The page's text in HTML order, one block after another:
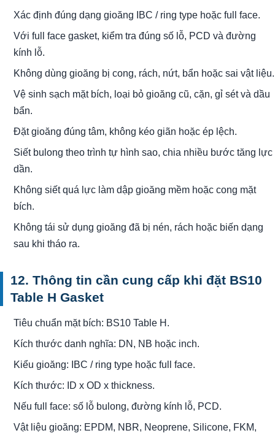
Xác định đúng dạng gioăng IBC / ring type hoặc full face.
Với full face gasket, kiểm tra đúng số lỗ, PCD và đường
kính lỗ.
Không dùng gioăng bị cong, rách, nứt, bẩn hoặc sai vật liệu.
Vệ sinh sạch mặt bích, loại bỏ gioăng cũ, cặn, gỉ sét và dầu
bẩn.
Đặt gioăng đúng tâm, không kéo giãn hoặc ép lệch.
Siết bulong theo trình tự hình sao, chia nhiều bước tăng lực
dần.
Không siết quá lực làm dập gioăng mềm hoặc cong mặt
bích.
Không tái sử dụng gioăng đã bị nén, rách hoặc biến dạng
sau khi tháo ra.
12. Thông tin cần cung cấp khi đặt BS10
Table H Gasket
Tiêu chuẩn mặt bích: BS10 Table H.
Kích thước danh nghĩa: DN, NB hoặc inch.
Kiểu gioăng: IBC / ring type hoặc full face.
Kích thước: ID x OD x thickness.
Nếu full face: số lỗ bulong, đường kính lỗ, PCD.
Vật liệu gioăng: EPDM, NBR, Neoprene, Silicone, FKM,